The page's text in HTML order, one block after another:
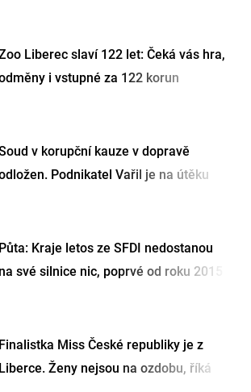
Liberec slaví 122 let: Čeká vás hra,
i vstupné za 122 korun
v korupční kauze v dopravě
Podnikatel Vařil je na útěku
Půta: Kraje letos ze SFDI nedostanou
na své silnice nic, poprvé od roku 2015
Finalistka Miss České republiky je z
Liberce. Ženy nejsou na ozdobu, říká